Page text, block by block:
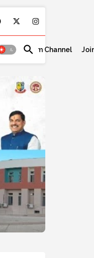
Telegram Channel